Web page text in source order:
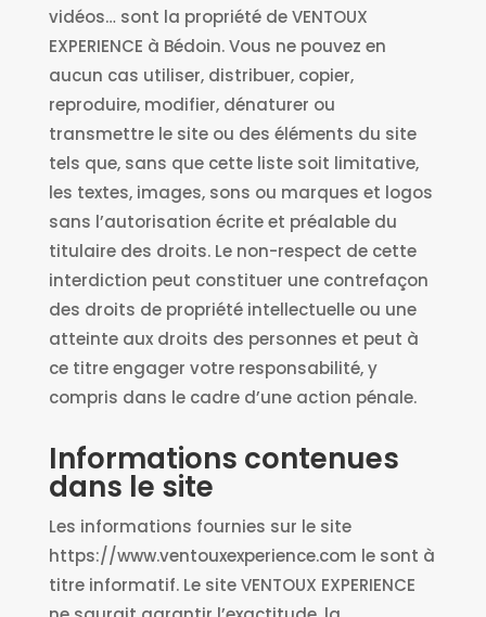
vidéos… sont la propriété de VENTOUX
EXPERIENCE à Bédoin. Vous ne pouvez en
aucun cas utiliser, distribuer, copier,
reproduire, modifier, dénaturer ou
transmettre le site ou des éléments du site
tels que, sans que cette liste soit limitative,
les textes, images, sons ou marques et logos
sans l’autorisation écrite et préalable du
titulaire des droits. Le non-respect de cette
interdiction peut constituer une contrefaçon
des droits de propriété intellectuelle ou une
atteinte aux droits des personnes et peut à
ce titre engager votre responsabilité, y
compris dans le cadre d’une action pénale.
Informations contenues
dans le site
Les informations fournies sur le site
https://www.ventouxexperience.com le sont à
titre informatif. Le site VENTOUX EXPERIENCE